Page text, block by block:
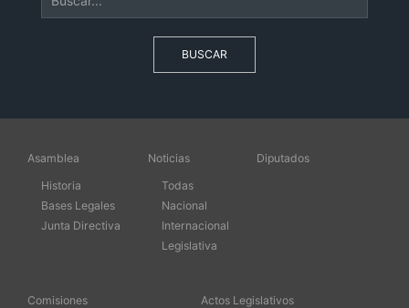
BUSCAR
Asamblea
Historia
Bases Legales
Junta Directiva
Noticias
Todas
Nacional
Internacional
Legislativa
Diputados
Comisiones
Actos Legislativos